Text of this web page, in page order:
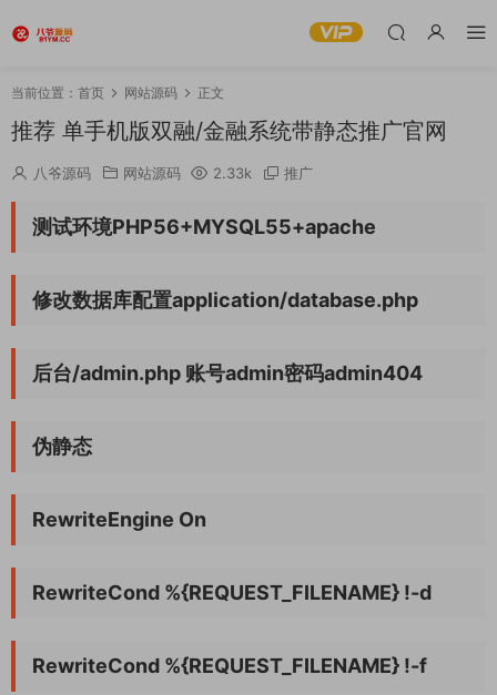
当前位置： 首页 网站源码 正文
推荐 单手机版双融/金融系统带静态推广官网
八爷源码 网站源码 2.33k 推广
测试环境PHP56+MYSQL55+apache
修改数据库配置application/database.php
后台/admin.php 账号admin密码admin404
伪静态
RewriteEngine On
RewriteCond %{REQUEST_FILENAME} !-d
RewriteCond %{REQUEST_FILENAME} !-f